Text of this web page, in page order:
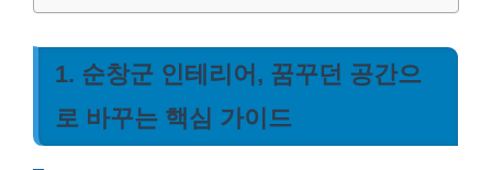
1. 순창군 인테리어, 꿈꾸던 공간으
로 바꾸는 핵심 가이드